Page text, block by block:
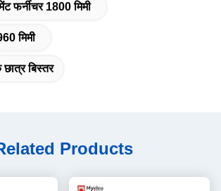
फर्नीचर 1800 मिमी
मिमी
बिस्तर
Products